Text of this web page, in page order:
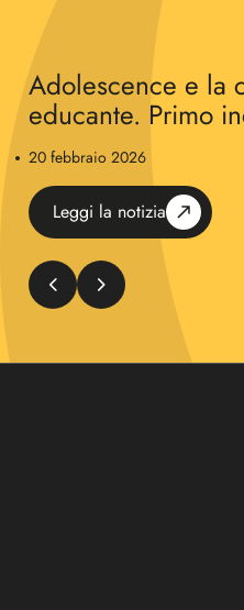
Adolescence e la
educante. Primo
20 febbraio 2026
Leggi la notizia